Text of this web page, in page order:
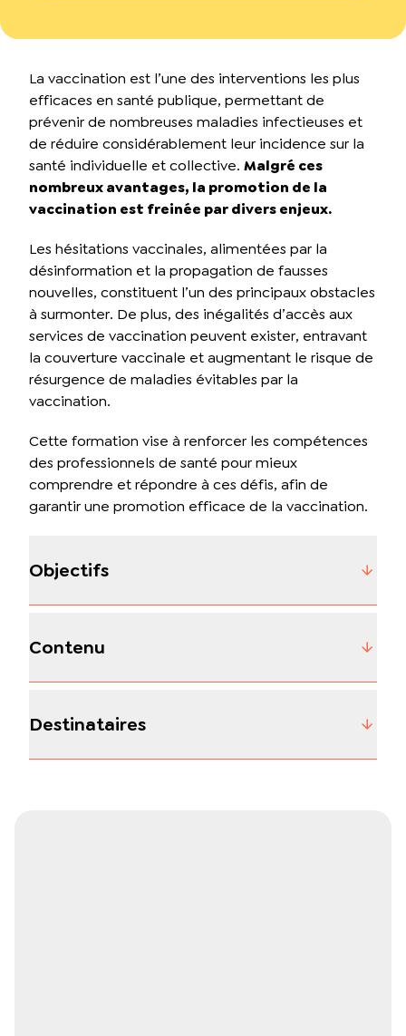
La vaccination est l’une des interventions les plus
efficaces en santé publique, permettant de
prévenir de nombreuses maladies infectieuses et
de réduire considérablement leur incidence sur la
santé individuelle et collective. Malgré ces
nombreux avantages, la promotion de la
vaccination est freinée par divers enjeux.
Les hésitations vaccinales, alimentées par la
désinformation et la propagation de fausses
nouvelles, constituent l’un des principaux obstacles
à surmonter. De plus, des inégalités d’accès aux
services de vaccination peuvent exister, entravant
la couverture vaccinale et augmentant le risque de
résurgence de maladies évitables par la
vaccination.
Cette formation vise à renforcer les compétences
des professionnels de santé pour mieux
comprendre et répondre à ces défis, afin de
garantir une promotion efficace de la vaccination.
Objectifs
Contenu
Destinataires